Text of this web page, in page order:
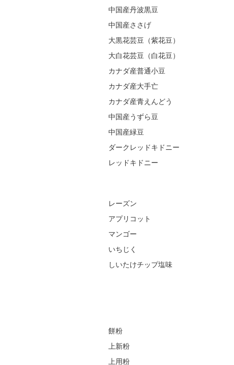
中国産丹波黒豆
中国産ささげ
大黒花芸豆（紫花豆）
大白花芸豆（白花豆）
カナダ産普通小豆
カナダ産大手亡
カナダ産青えんどう
中国産うずら豆
中国産緑豆
ダークレッドキドニー
レッドキドニー
レーズン
アプリコット
マンゴー
いちじく
しいたけチップ塩味
餅粉
上新粉
上用粉